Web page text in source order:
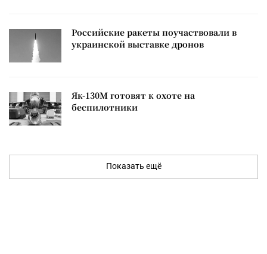
Российские ракеты поучаствовали в
украинской выставке дронов
Як-130М готовят к охоте на
беспилотники
Показать ещё